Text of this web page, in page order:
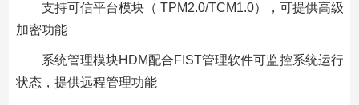
支持可信平台模块（ TPM2.0/TCM1.0），可提供高级
加密功能
系统管理模块HDM配合FIST管理软件可监控系统运行
状态，提供远程管理功能